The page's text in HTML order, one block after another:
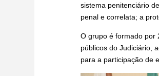
sistema penitenciário
penal e correlata; a
O grupo é formado por
públicos do Judiciário,
para a participação de